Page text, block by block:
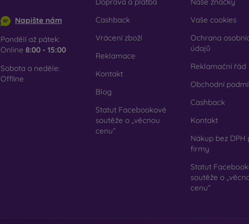
Ať už se rozhodnete pro fólii nebo jakýkoli typ ochranného skla,
smartphonu. V našem e-shopu FOON najdete širokou nabídku
Napište nám
Pondělí až pátek:
Online 8:00 - 15:00
Sobota a neděle:
Offline
Cashback
Vrácení zboží
Reklamace
Kontakt
Blog
Statut Facebookové
soutěže o „věcnou
cenu“
Vaše cookies
Ochrana
údajů
Reklamační řád
Obchodní
Cashback
Kontakt
Nákup bez DPH
firmy
Statut
soutěže o
cenu“